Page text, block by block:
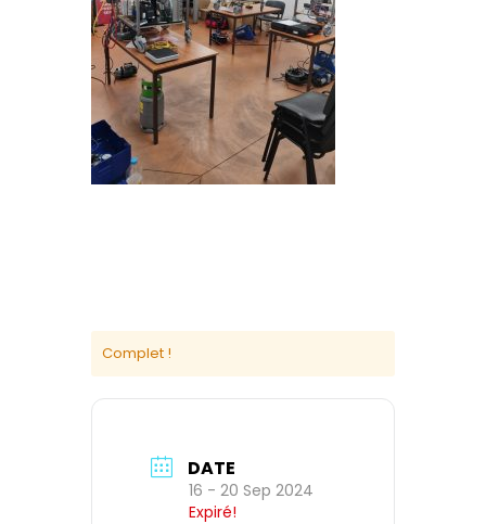
Complet !
DATE
16 - 20 Sep 2024
Expiré!